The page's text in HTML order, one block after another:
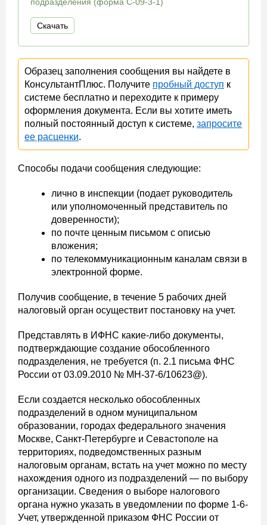
подразделения (форма С-09-3-1)
Скачать
Образец заполнения сообщения вы найдете в
КонсультантПлюс. Получите пробный доступ к
системе бесплатно и переходите к примеру
оформления документа. Если вы хотите иметь
полный постоянный доступ к системе, запросите
ее расценки.
Способы подачи сообщения следующие:
лично в инспекции (подает руководитель
или уполномоченный представитель по
доверенности);
по почте ценным письмом с описью
вложения;
по телекоммуникационным каналам связи в
электронной форме.
Получив сообщение, в течение 5 рабочих дней
налоговый орган осуществит постановку на учет.
Представлять в ИФНС какие-либо документы,
подтверждающие создание обособленного
подразделения, не требуется (п. 2.1 письма ФНС
России от 03.09.2010 № МН-37-6/10623@).
Если создается несколько обособленных
подразделений в одном муниципальном
образовании, городах федерального значения
Москве, Санкт-Петербурге и Севастополе на
территориях, подведомственных разным
налоговым органам, встать на учет можно по месту
нахождения одного из подразделений — по выбору
организации. Сведения о выборе налогового
органа нужно указать в уведомлении по форме 1-6-
Учет, утвержденной приказом ФНС России от